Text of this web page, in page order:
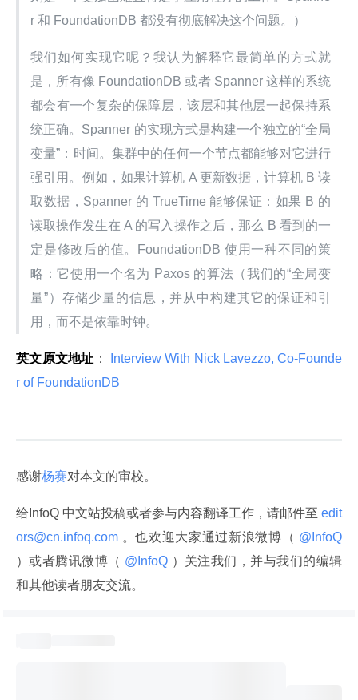
r 和 FoundationDB 都没有彻底解决这个问题。）
我们如何实现它呢？我认为解释它最简单的方式就
是，所有像 FoundationDB 或者 Spanner 这样的系统
都会有一个复杂的保障层，该层和其他层一起保持系
统正确。Spanner 的实现方式是构建一个独立的“全局
变量”：时间。集群中的任何一个节点都能够对它进行
强引用。例如，如果计算机 A 更新数据，计算机 B 读
取数据，Spanner 的 TrueTime 能够保证：如果 B 的
读取操作发生在 A 的写入操作之后，那么 B 看到的一
定是修改后的值。FoundationDB 使用一种不同的策
略：它使用一个名为 Paxos 的算法（我们的“全局变
量”）存储少量的信息，并从中构建其它的保证和引
用，而不是依靠时钟。
英文原文地址 ：
Interview With Nick Lavezzo, Co-Founde
r of FoundationDB
感谢杨赛对本文的审校。
给InfoQ 中文站投稿或者参与内容翻译工作，请邮件至 edit
ors@cn.infoq.com 。也欢迎大家通过新浪微博（
）或者腾讯微博（ @InfoQ ）关注我们，并与我们的编辑
和其他读者朋友交流。